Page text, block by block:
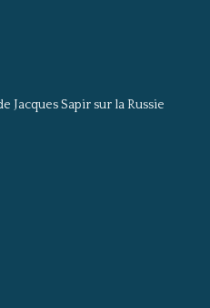
Jacques Sapir sur la Russie